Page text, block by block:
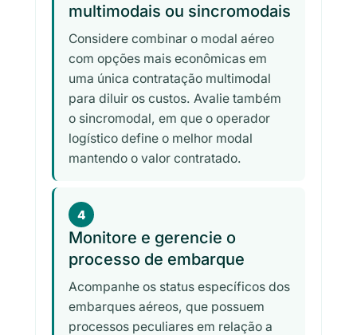
multimodais ou sincromodais
Considere combinar o modal aéreo
com opções mais econômicas em
uma única contratação multimodal
para diluir os custos. Avalie também
o sincromodal, em que o operador
logístico define o melhor modal
mantendo o valor contratado.
4
Monitore e gerencie o
processo de embarque
Acompanhe os status específicos dos
embarques aéreos, que possuem
processos peculiares em relação a